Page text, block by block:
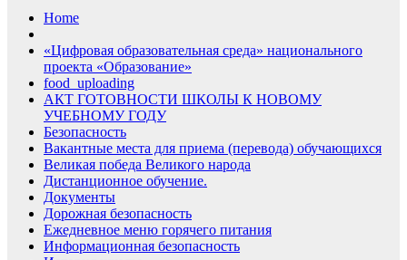
Home
«Цифровая образовательная среда» национального
проекта «Образование»
food_uploading
АКТ ГОТОВНОСТИ ШКОЛЫ К НОВОМУ
УЧЕБНОМУ ГОДУ
Безопасность
Вакантные места для приема (перевода) обучающихся
Великая победа Великого народа
Дистанционное обучение.
Документы
Дорожная безопасность
Ежедневное меню горячего питания
Информационная безопасность